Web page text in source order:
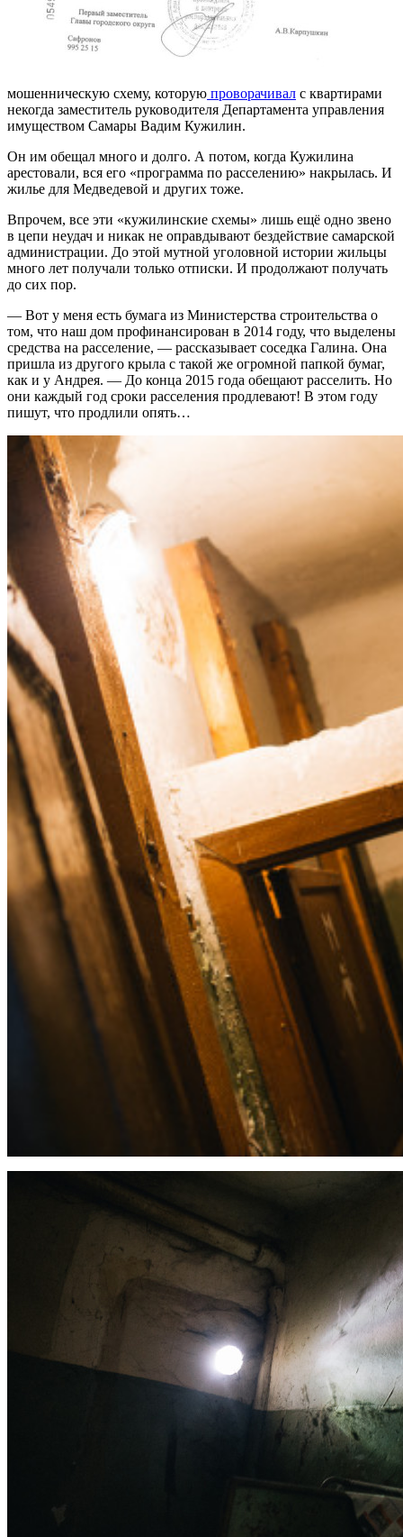
мошенническую схему, которую проворачивал с квартирами
некогда заместитель руководителя Департамента управления
имуществом Самары Вадим Кужилин.
Он им обещал много и долго. А потом, когда Кужилина
арестовали, вся его «программа по расселению» накрылась. И
жилье для Медведевой и других тоже.
Впрочем, все эти «кужилинские схемы» лишь ещё одно звено
в цепи неудач и никак не оправдывают бездействие самарской
администрации. До этой мутной уголовной истории жильцы
много лет получали только отписки. И продолжают получать
до сих пор.
— Вот у меня есть бумага из Министерства строительства о
том, что наш дом профинансирован в 2014 году, что выделены
средства на расселение, — рассказывает соседка Галина. Она
пришла из другого крыла с такой же огромной папкой бумаг,
как и у Андрея. — До конца 2015 года обещают расселить. Но
они каждый год сроки расселения продлевают! В этом году
пишут, что продлили опять…